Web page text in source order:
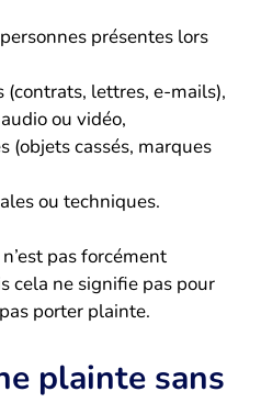
présentes lors
(contrats, lettres, e-mails),
ou vidéo,
(objets cassés, marques
ou techniques.
pas forcément
cela ne signifie pas pour
porter plainte.
plainte sans